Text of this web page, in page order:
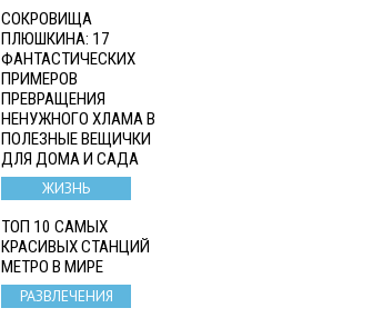
СОКРОВИЩА
ПЛЮШКИНА: 17
ФАНТАСТИЧЕСКИХ
ПРИМЕРОВ
ПРЕВРАЩЕНИЯ
НЕНУЖНОГО ХЛАМА В
ПОЛЕЗНЫЕ ВЕЩИЧКИ
ДЛЯ ДОМА И САДА
ЖИЗНЬ
ТОП 10 САМЫХ
КРАСИВЫХ СТАНЦИЙ
МЕТРО В МИРЕ
РАЗВЛЕЧЕНИЯ